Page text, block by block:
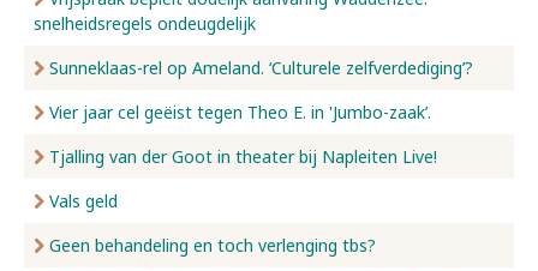
snelheidsregels ondeugdelijk
Sunneklaas-rel op Ameland. ‘Culturele zelfverdediging’?
Vier jaar cel geëist tegen Theo E. in 'Jumbo-zaak’.
Tjalling van der Goot in theater bij Napleiten Live!
Vals geld
Geen behandeling en toch verlenging tbs?